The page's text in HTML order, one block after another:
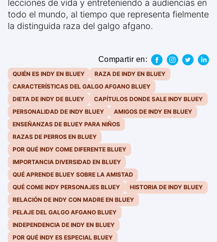
lecciones de vida y entreteniendo a audiencias en
todo el mundo, al tiempo que representa fielmente
la distinguida raza del galgo afgano.
Compartir en:
QUIÉN ES INDY EN BLUEY
RAZA DE INDY EN BLUEY
CARACTERÍSTICAS DEL GALGO AFGANO BLUEY
DIETA DE INDY DE BLUEY
CAPÍTULOS DONDE SALE INDY BLUEY
PERSONALIDAD DE INDY BLUEY
AMIGOS DE INDY EN BLUEY
ENSEÑANZAS DE BLUEY PARA NIÑOS
RAZAS DE PERROS EN BLUEY
POR QUÉ INDY COME DIFERENTE BLUEY
IMPORTANCIA DIVERSIDAD EN BLUEY
QUÉ APRENDE BLUEY SOBRE LA AMISTAD
QUÉ COME INDY PERSONAJES BLUEY
HISTORIA DE INDY BLUEY
RELACIÓN DE INDY CON MADRE EN BLUEY
PELAJE DEL GALGO AFGANO BLUEY
INDEPENDENCIA DE INDY EN BLUEY
POR QUÉ INDY ES ESPECIAL BLUEY